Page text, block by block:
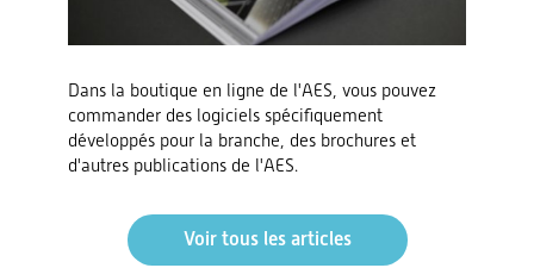
Dans la boutique en ligne de l'AES, vous pouvez
commander des logiciels spécifiquement
développés pour la branche, des brochures et
d'autres publications de l'AES.
Voir tous les articles